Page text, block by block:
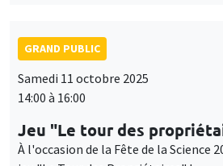
GRAND PUBLIC
Samedi 11 octobre 2025
14:00 à 16:00
Jeu "Le tour des
À l'occasion de la Fête de la Science